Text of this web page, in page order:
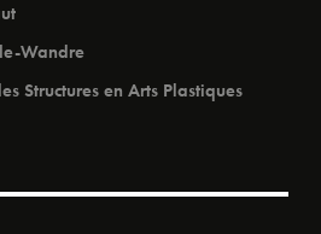
Wandre
Structures en Arts Plastiques